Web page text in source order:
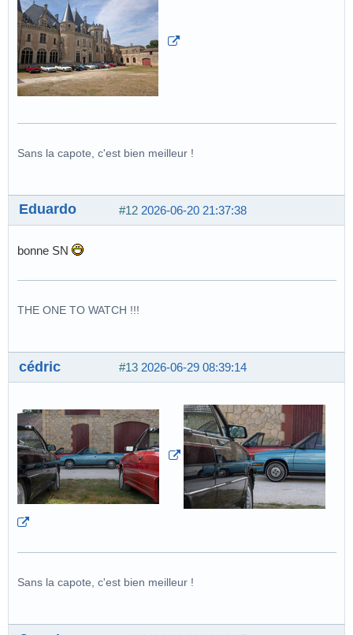
Sans la capote, c'est bien meilleur !
#12 2026-06-20 21:37:38
Eduardo
bonne SN
THE ONE TO WATCH !!!
#13 2026-06-29 08:39:14
cédric
Sans la capote, c'est bien meilleur !